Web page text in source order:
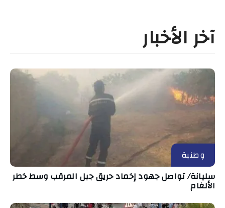
آخر الأخبار
وطنية
سليانة/ تواصل جهود إخماد حريق جبل المرقب وسط خطر
الألغام